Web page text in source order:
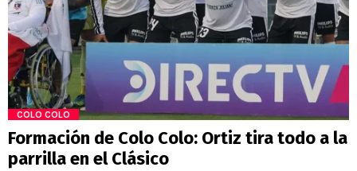
COLO COLO
Formación de Colo Colo: Ortiz tira todo a la
parrilla en el Clásico